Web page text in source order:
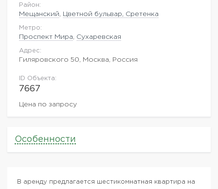
Район:
Мещанский Цветной бульвар, Сретенка
Метро:
Проспект Мира Сухаревская
Адрес:
Гиляровского 50, Москва, Россия
ID Объекта:
7667
Цена по запросу
Особенности
В аренду предлагается шестикомнатная квартира на